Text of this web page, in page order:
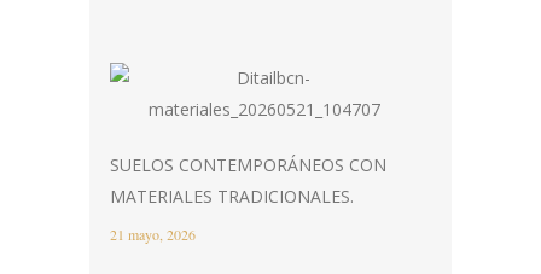
SUELOS CONTEMPORÁNEOS CON
MATERIALES TRADICIONALES.
21 mayo, 2026